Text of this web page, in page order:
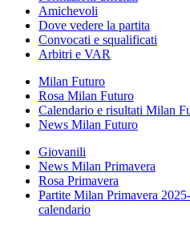
Amichevoli
Dove vedere la partita
Convocati e squalificati
Arbitri e VAR
Milan Futuro
Rosa Milan Futuro
Calendario e risultati Milan
News Milan Futuro
Giovanili
News Milan Primavera
Rosa Primavera
Partite Milan Primavera
calendario